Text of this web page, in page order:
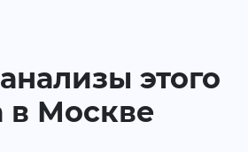
этого
в Москве